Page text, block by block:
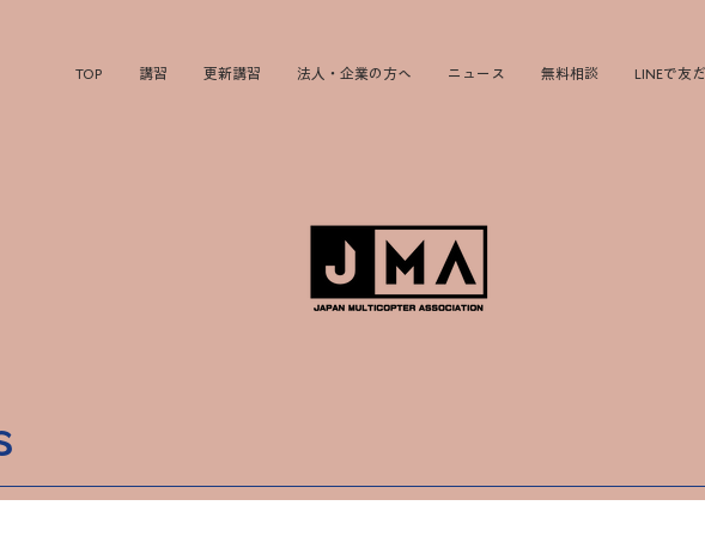
TOP 講習 更新講習 法人・企業の方へ ニュース 無料相談 LINEで友